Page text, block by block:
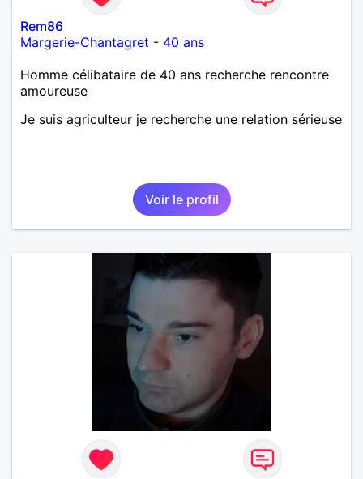
Rem86
Margerie-Chantagret - 40 ans
Homme célibataire de 40 ans recherche rencontre
amoureuse
Je suis agriculteur je recherche une relation sérieuse
Voir le profil